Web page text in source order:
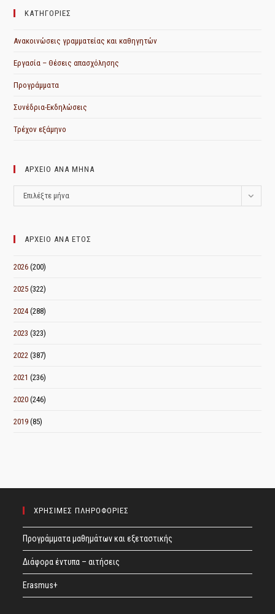
ΚΑΤΗΓΟΡΙΕΣ
Ανακοινώσεις γραμματείας και καθηγητών
Εργασία – Θέσεις απασχόλησης
Προγράμματα
Συνέδρια-Εκδηλώσεις
Τρέχον εξάμηνο
ΑΡΧΕΙΟ ΑΝΑ ΜΗΝΑ
ΑΡΧΕΙΟ
ΑΝΑ
Επιλέξτε μήνα
ΑΡΧΕΙΟ ΑΝΑ ΕΤΟΣ
2026 (200)
2025 (322)
2024 (288)
2023 (323)
2022 (387)
2021 (236)
2020 (246)
2019 (85)
ΧΡΗΣΙΜΕΣ ΠΛΗΡΟΦΟΡΙΕΣ
Προγράμματα μαθημάτων και εξεταστικής
Διάφορα έντυπα – αιτήσεις
Erasmus+